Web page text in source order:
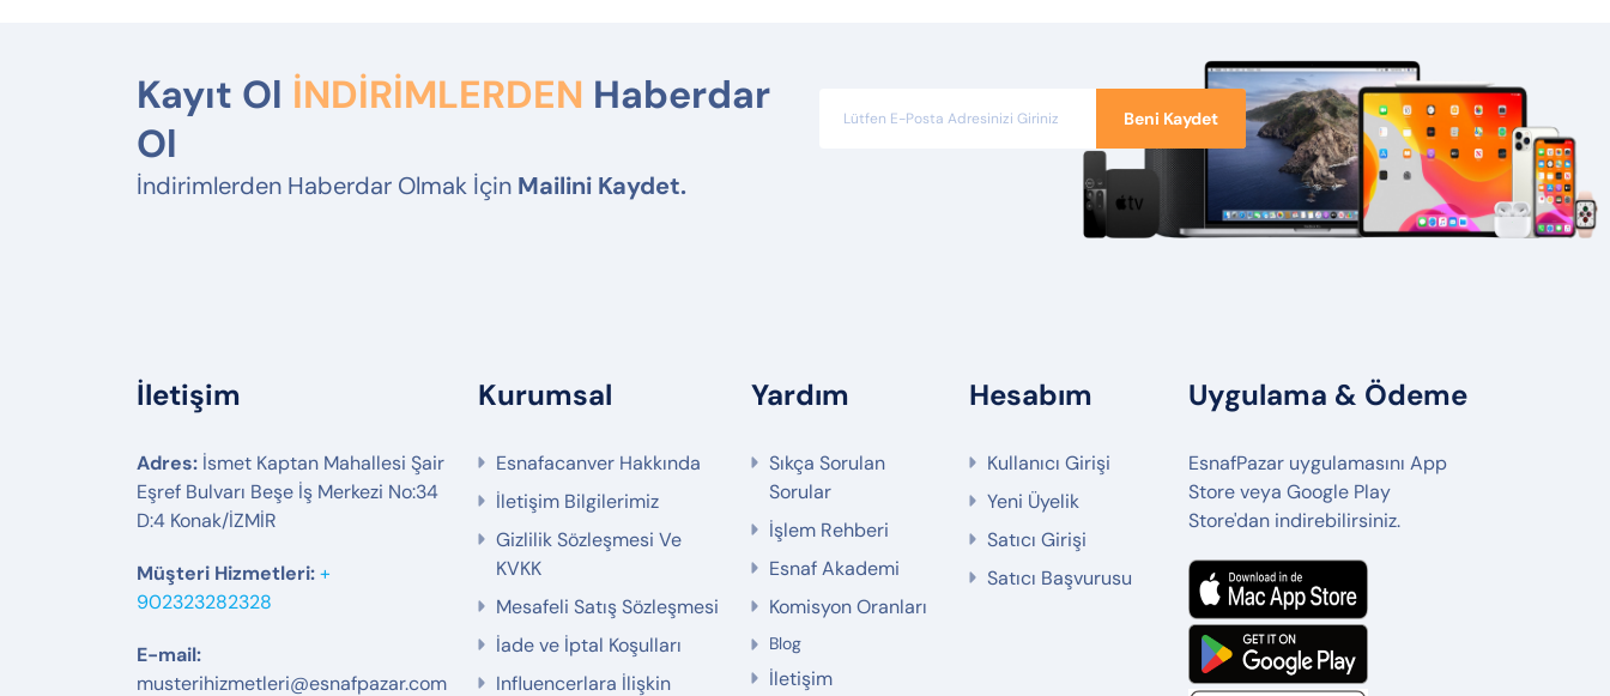
Kayıt Ol İNDİRİMLERDEN Haberdar
Ol
İndirimlerden Haberdar Olmak İçin Mailini Kaydet.
Beni Kaydet
İletişim
Adres: İsmet Kaptan Mahallesi Şair
Eşref Bulvarı Beşe İş Merkezi No:34
D:4 Konak/İZMİR
Müşteri Hizmetleri:+
902323282328
E-mail:
musterihizmetleri@esnafpazar.com
Kurumsal
Esnafacanver Hakkında
İletişim Bilgilerimiz
Gizlilik Sözleşmesi Ve
KVKK
Mesafeli Satış Sözleşmesi
İade ve İptal Koşulları
Influencerlara İlişkin
Yardım
Sıkça Sorulan
Sorular
İşlem Rehberi
Esnaf Akademi
Komisyon Oranları
Blog
İletişim
Hesabım
Kullanıcı Girişi
Yeni Üyelik
Satıcı Girişi
Satıcı Başvurusu
Uygulama & Ödeme
EsnafPazar uygulamasını App
Store veya Google Play
Store'dan indirebilirsiniz.